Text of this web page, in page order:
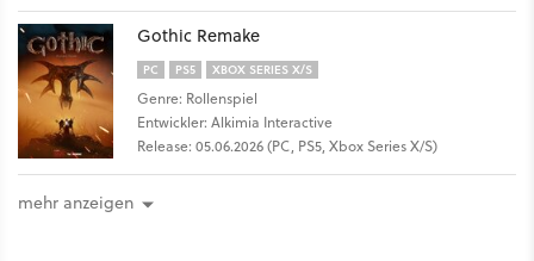
Gothic Remake
PC PS5 XBOX SERIES X/S
Genre: Rollenspiel
Entwickler: Alkimia Interactive
Release: 05.06.2026 (PC, PS5, Xbox Series X/S)
mehr anzeigen